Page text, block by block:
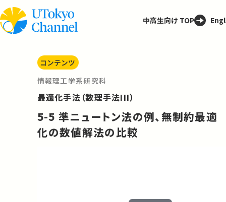
中高生向け TOP
コンテンツ
情報理工学系研究科
最適化手法（数理手法III）
5-5 準ニュートン法の例、無制約最適
化の数値解法の比較